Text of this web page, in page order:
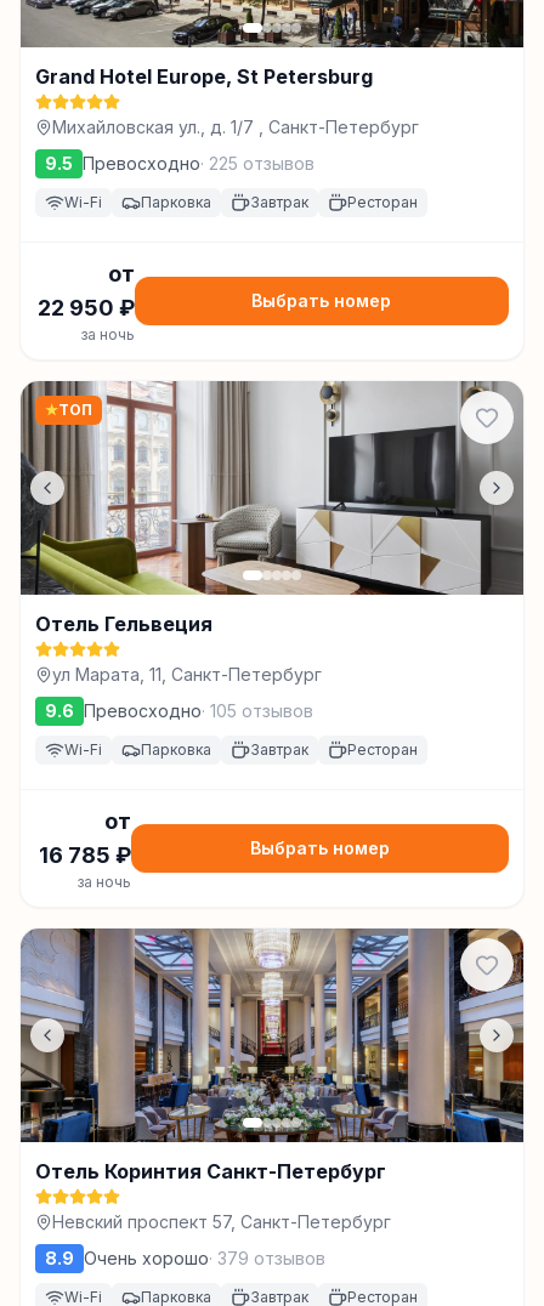
Grand Hotel Europe, St Petersburg
Михайловская ул., д. 1/7 , Санкт-Петербург
9.5 Превосходно· 225 отзывов
Wi-Fi Парковка Завтрак Ресторан
от
22 950 ₽
за ночь
Выбрать номер
★ТОП
Отель Гельвеция
ул Марата, 11, Санкт-Петербург
9.6 Превосходно· 105 отзывов
Wi-Fi Парковка Завтрак Ресторан
от
16 785 ₽
за ночь
Выбрать номер
Отель Коринтия Санкт-Петербург
Невский проспект 57, Санкт-Петербург
8.9 Очень хорошо· 379 отзывов
Wi-Fi Парковка Завтрак Ресторан